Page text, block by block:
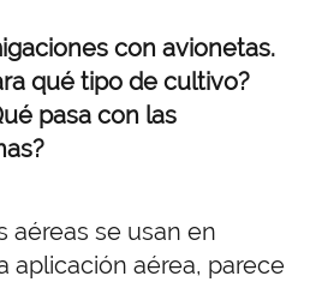
con avionetas.
qué tipo de cultivo?
pasa con las
?
aéreas se usan en
aplicación aérea, parece